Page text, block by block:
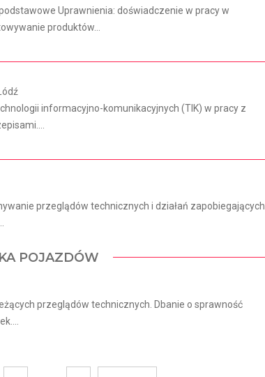
Uprawnienia: doświadczenie w pracy w
produktów...
informacyjno-komunikacyjnych (TIK) w pracy z
przeglądów technicznych i działań zapobiegających
POJAZDÓW
przeglądów technicznych. Dbanie o sprawność